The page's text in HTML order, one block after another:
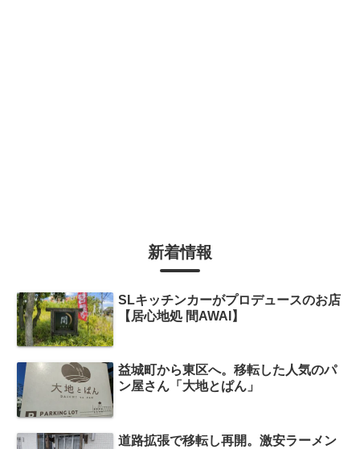
新着情報
SLキッチンカーがプロデュースのお店
【居心地処 間AWAI】
益城町から東区へ。移転した人気のパ
ン屋さん「大地とぱん」
道路拡張で移転し再開。激安ラーメン